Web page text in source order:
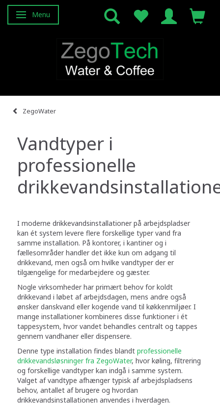
Attiva/disattiva navigazione
Menu
ZegoWater
Vandtyper i
professionelle
I moderne drikkevandsinstallationer på arbejdspladser
kan ét system levere flere forskellige typer vand fra
samme installation. På kontorer, i kantiner og i
fællesområder handler det ikke kun om adgang til
drikkevand, men også om hvilke vandtyper der er
tilgængelige for medarbejdere og gæster.
Nogle virksomheder har primært behov for koldt
drikkevand i løbet af arbejdsdagen, mens andre også
ønsker danskvand eller kogende vand til køkkenmiljøer. I
mange installationer kombineres disse funktioner i ét
tappesystem, hvor vandet behandles centralt og tappes
gennem vandhaner eller dispensere.
Denne type installation findes blandt professionelle
drikkevandsløsninger fra ZegoWater, hvor køling, filtrering
og forskellige vandtyper kan indgå i samme system.
Valget af vandtype afhænger typisk af arbejdspladsens
behov, antallet af brugere og hvordan
drikkevandsinstallationen anvendes i hverdagen.